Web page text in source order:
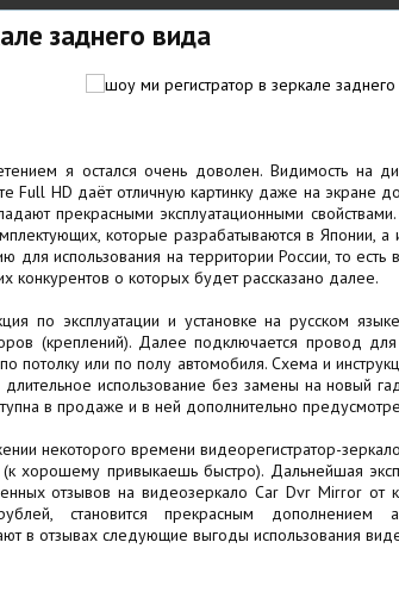
заднего вида
я остался очень доволен. Видимость на
Full HD даёт отличную картинку даже на экране
прекрасными эксплуатационными
которые разрабатываются в Японии, а
для использования на территории России, то
о которых будет рассказано далее.
по эксплуатации и установке на русском
(креплений). Далее подключается провод
потолку или по полу автомобиля. Схема и
использование без замены на новый
в продаже и в ней дополнительно
некоторого времени видеорегистратор-
(к хорошему привыкаешь быстро). Дальнейшая
отзывов на видеозеркало Car Dvr Mirror от
становится прекрасным дополнением
в отзывах следующие выгоды использования